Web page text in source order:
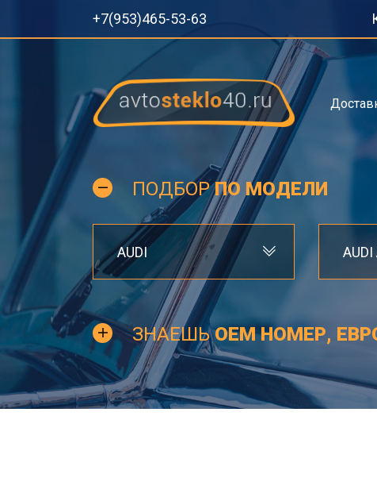
+7(953)465-53-63
ПОДБОРПО МОДЕЛИ
AUDI
ЗНАЕШЬOEM НОМЕР,